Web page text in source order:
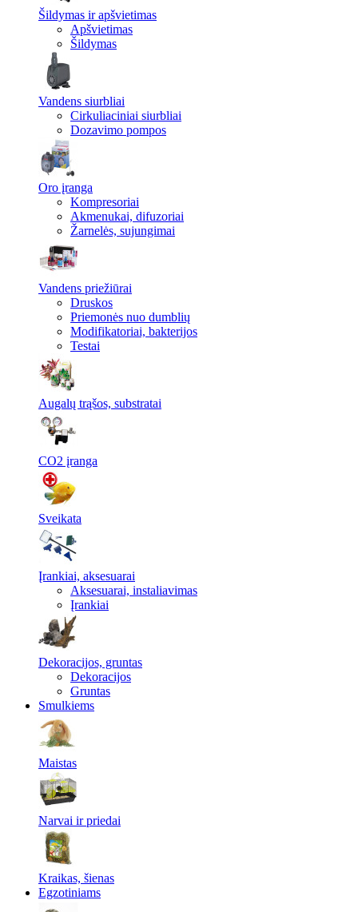
Šildymas ir apšvietimas
Apšvietimas
Šildymas
Vandens siurbliai
Cirkuliaciniai siurbliai
Dozavimo pompos
Oro įranga
Kompresoriai
Akmenukai, difuzoriai
Žarnelės, sujungimai
Vandens priežiūrai
Druskos
Priemonės nuo dumblių
Modifikatoriai, bakterijos
Testai
Augalų trąšos, substratai
CO2 įranga
Sveikata
Įrankiai, aksesuarai
Aksesuarai, instaliavimas
Įrankiai
Dekoracijos, gruntas
Dekoracijos
Gruntas
Smulkiems
Maistas
Narvai ir priedai
Kraikas, šienas
Egzotiniams